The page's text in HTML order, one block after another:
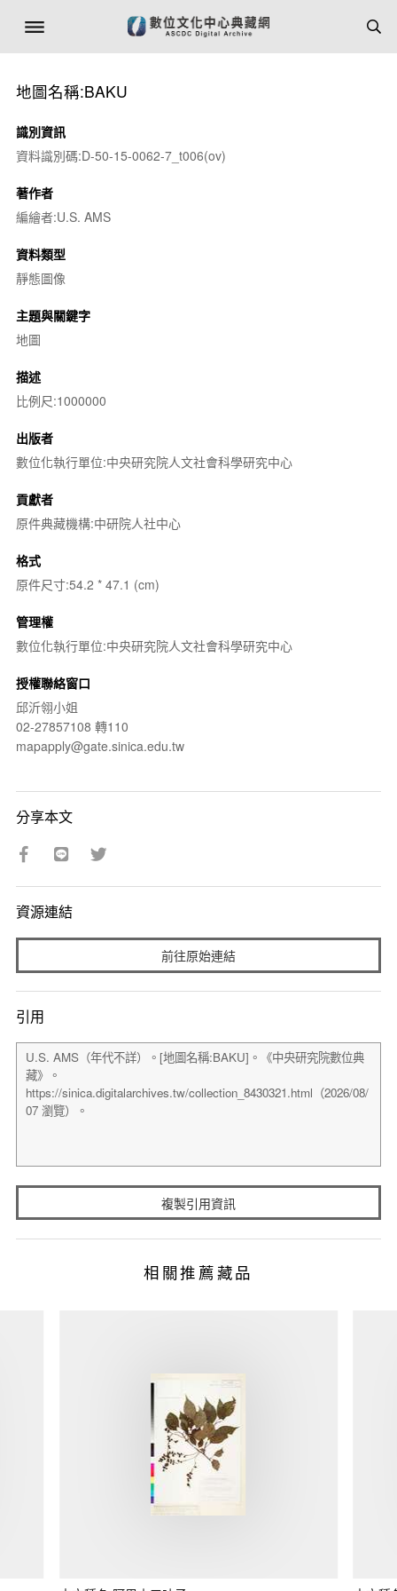
地圖名稱:BAKU
識別資訊
資料識別碼:D-50-15-0062-7_t006(ov)
著作者
編繪者:U.S. AMS
資料類型
靜態圖像
主題與關鍵字
地圖
描述
比例尺:1000000
出版者
數位化執行單位:中央研究院人文社會科學研究中心
貢獻者
原件典藏機構:中研院人社中心
格式
原件尺寸:54.2 * 47.1 (cm)
管理權
數位化執行單位:中央研究院人文社會科學研究中心
授權聯絡窗口
邱沂翎小姐
02-27857108 轉110
mapapply@gate.sinica.edu.tw
分享本文
資源連結
前往原始連結
引用
複製引用資訊
相關推薦藏品